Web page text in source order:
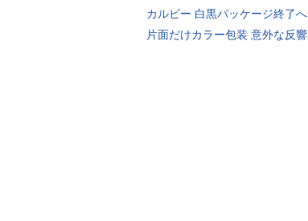
カルビー 白黒パッケージ終了へ
片面だけカラー包装 意外な反響